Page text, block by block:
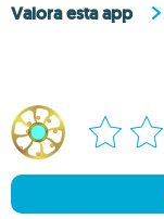
Valora esta app